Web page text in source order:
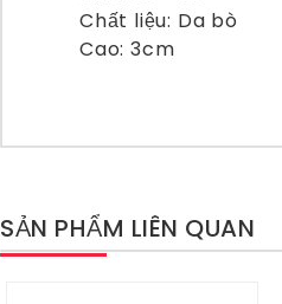
Chất liệu: Da bò
Cao: 3cm
SẢN PHẨM LIÊN QUAN